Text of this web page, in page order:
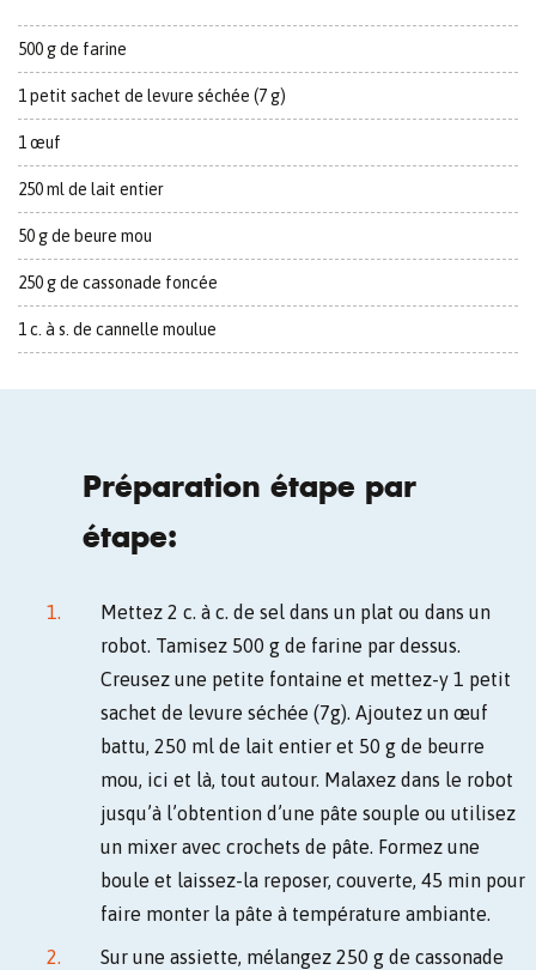
500 g de farine
1 petit sachet de levure séchée (7 g)
1 œuf
250 ml de lait entier
50 g de beure mou
250 g de cassonade foncée
1 c. à s. de cannelle moulue
Préparation étape par
étape:
Mettez 2 c. à c. de sel dans un plat ou dans un
robot. Tamisez 500 g de farine par dessus.
Creusez une petite fontaine et mettez-y 1 petit
sachet de levure séchée (7g). Ajoutez un œuf
battu, 250 ml de lait entier et 50 g de beurre
mou, ici et là, tout autour. Malaxez dans le robot
jusqu’à l’obtention d’une pâte souple ou utilisez
un mixer avec crochets de pâte. Formez une
boule et laissez-la reposer, couverte, 45 min pour
faire monter la pâte à température ambiante.
Sur une assiette, mélangez 250 g de cassonade